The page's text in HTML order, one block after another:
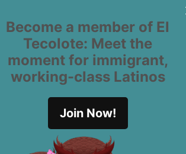
Become a member of El
Tecolote: Meet the
moment for immigrant,
working-class Latinos
Join Now!
San
Francisco’s